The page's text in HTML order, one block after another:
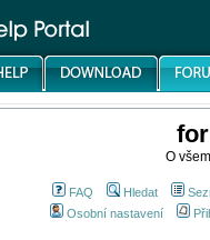
O
FAQ Hledat
Osobní nastavení